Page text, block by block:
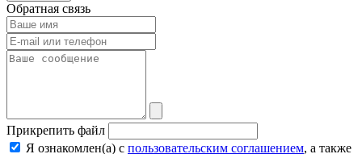
Обратная связь
Прикрепить файл
Я ознакомлен(а) с пользовательским соглашением, а также